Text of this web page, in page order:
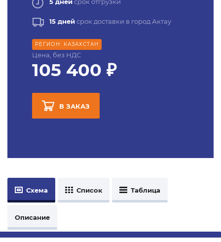
15 днейсрок доставки в город Актау
РЕГИОН: КАЗАХСТАН
Цена, без НДС
105 400 ₽
В ЗАКАЗ
Схема Список Таблица
Описание